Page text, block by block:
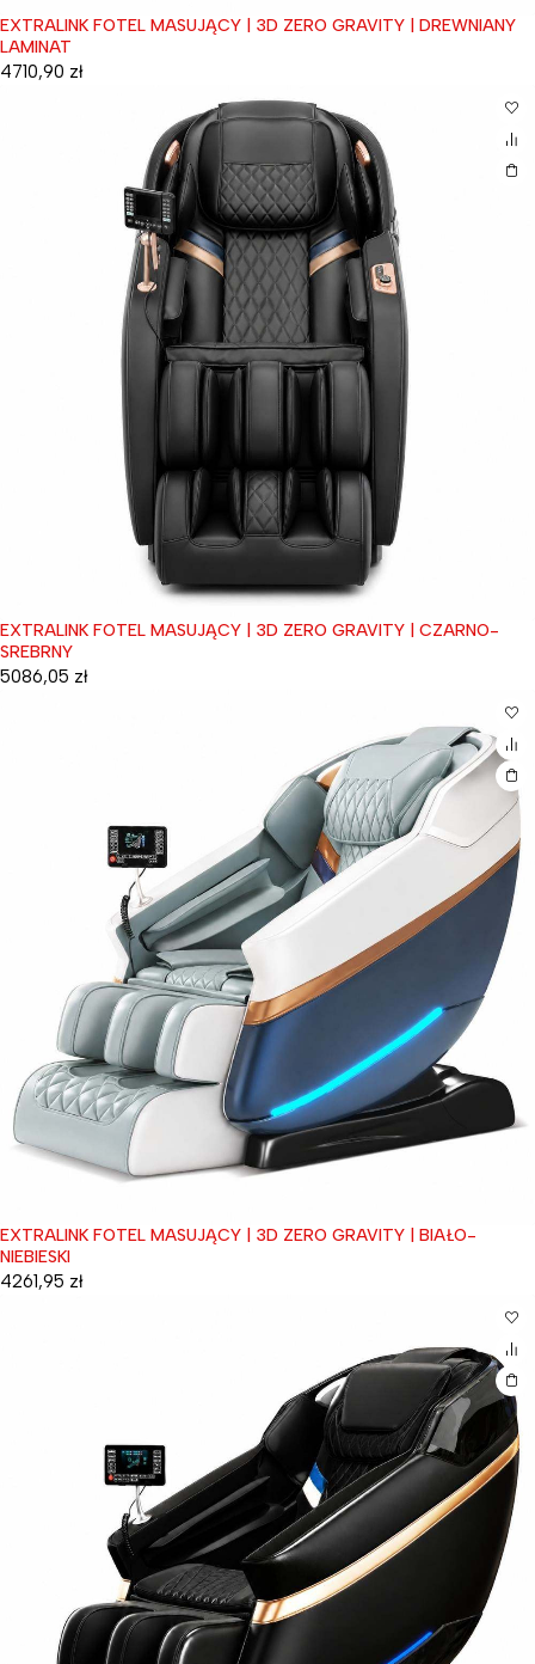
EXTRALINK FOTEL MASUJĄCY | 3D ZERO GRAVITY | DREWNIANY
LAMINAT
4710,90 zł
EXTRALINK FOTEL MASUJĄCY | 3D ZERO GRAVITY | CZARNO-
SREBRNY
5086,05 zł
EXTRALINK FOTEL MASUJĄCY | 3D ZERO GRAVITY | BIAŁO-
NIEBIESKI
4261,95 zł